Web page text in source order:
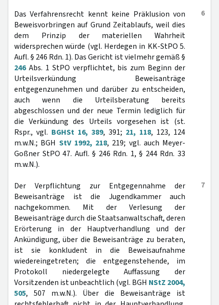
6
Das Verfahrensrecht kennt keine Präklusion von
Beweisvorbringen auf Grund Zeitablaufs, weil dies
dem Prinzip der materiellen Wahrheit
widersprechen würde (vgl. Herdegen in KK-StPO 5.
Aufl. § 246 Rdn. 1). Das Gericht ist vielmehr gemäß §
246Abs. 1 StPO verpflichtet, bis zum Beginn der
Urteilsverkündung Beweisanträge
entgegenzunehmen und darüber zu entscheiden,
auch wenn die Urteilsberatung bereits
abgeschlossen und der neue Termin lediglich für
die Verkündung des Urteils vorgesehen ist (st.
Rspr., vgl. BGHSt 16, 389, 391; 21, 118, 123, 124
m.w.N.; BGH StV 1992, 218, 219; vgl. auch Meyer-
Goßner StPO 47. Aufl. § 246 Rdn. 1, § 244 Rdn. 33
m.w.N.).
7
Der Verpflichtung zur Entgegennahme der
Beweisanträge ist die Jugendkammer auch
nachgekommen. Mit der Verlesung der
Beweisanträge durch die Staatsanwaltschaft, deren
Erörterung in der Hauptverhandlung und der
Ankündigung, über die Beweisanträge zu beraten,
ist sie konkludent in die Beweisaufnahme
wiedereingetreten; die entgegenstehende, im
Protokoll niedergelegte Auffassung der
Vorsitzenden ist unbeachtlich (vgl. BGH NStZ 2004,
505, 507 m.w.N.). Über die Beweisanträge ist